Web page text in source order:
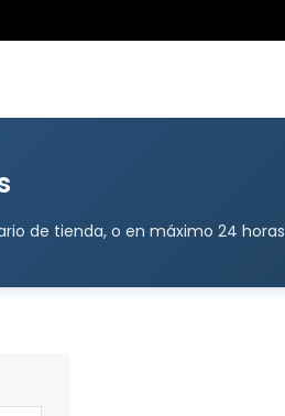
de tienda, o en máximo 24